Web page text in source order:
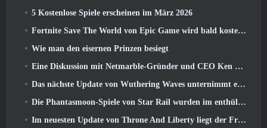
5 Kostenlose Spiele erscheinen im März 2026
Fortnite Save The World von Epic Game wird bald kostenlos spielbar sein
Wie man den eisernen Prinzen besiegt
Eine Diskussion mit Netmarble-Gründer und CEO Ken Kim über MONGIL: Sternentauchen
Das nächste Update von Wuthering Waves unternimmt eine Reise zur „dunklen Seite“
Die Phantasmoon-Spiele von Star Rail wurden im enthüllt 4.1 Sonderprogramm
Im neuesten Update von Throne And Liberty liegt der Frühling in der Luft